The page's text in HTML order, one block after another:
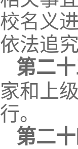
校名义
依法追
第二十
家和上
行。
第二十